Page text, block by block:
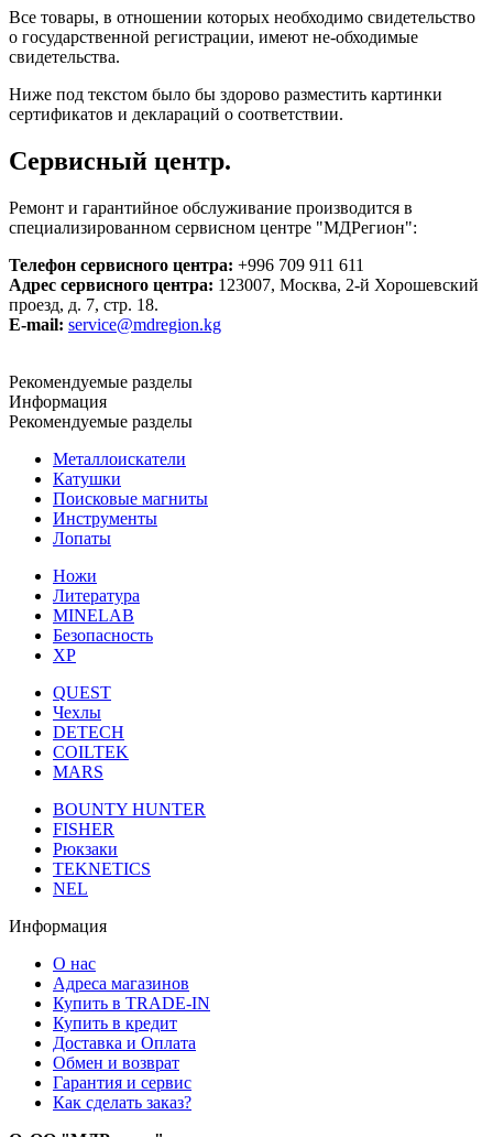
Все товары, в отношении которых необходимо свидетельство
о государственной регистрации, имеют не-обходимые
свидетельства.
Ниже под текстом было бы здорово разместить картинки
сертификатов и деклараций о соответствии.
Сервисный центр.
Ремонт и гарантийное обслуживание производится в
специализированном сервисном центре "МДРегион":
Телефон сервисного центра: +996 709 911 611
Адрес сервисного центра: 123007, Москва, 2-й Хорошевский
проезд, д. 7, стр. 18.
E-mail: service@mdregion.kg
Рекомендуемые разделы
Информация
Рекомендуемые разделы
Металлоискатели
Катушки
Поисковые магниты
Инструменты
Лопаты
Ножи
Литература
MINELAB
Безопасность
XP
QUEST
Чехлы
DETECH
COILTEK
MARS
BOUNTY HUNTER
FISHER
Рюкзаки
TEKNETICS
NEL
Информация
О нас
Адреса магазинов
Купить в TRADE-IN
Купить в кредит
Доставка и Оплата
Обмен и возврат
Гарантия и сервис
Как сделать заказ?